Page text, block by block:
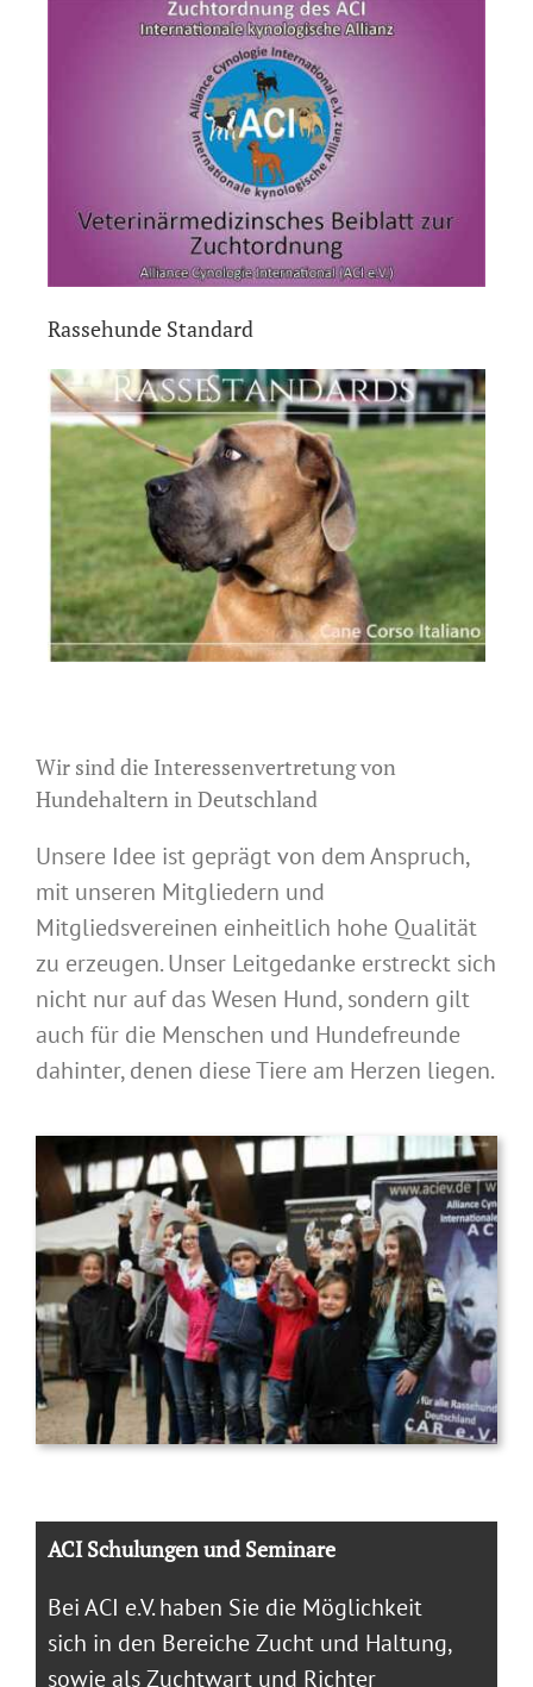
Rassehunde Standard
Wir sind die Interessenvertretung von
Hundehaltern in Deutschland
Unsere Idee ist geprägt von dem Anspruch,
mit unseren Mitgliedern und
Mitgliedsvereinen einheitlich hohe Qualität
zu erzeugen. Unser Leitgedanke erstreckt sich
nicht nur auf das Wesen Hund, sondern gilt
auch für die Menschen und Hundefreunde
dahinter, denen diese Tiere am Herzen liegen.
ACI Schulungen und Seminare
Bei ACI e.V. haben Sie die Möglichkeit
sich in den Bereiche Zucht und Haltung,
sowie als Zuchtwart und Richter